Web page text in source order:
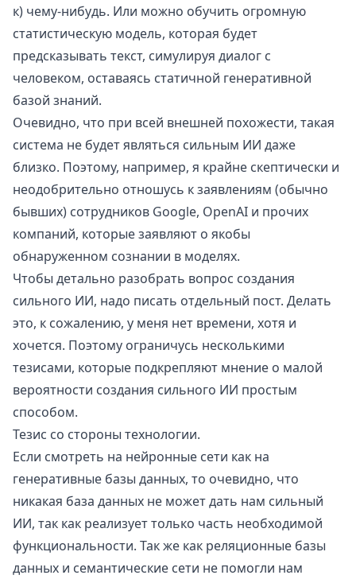
к) чему-нибудь. Или можно обучить огромную
статистическую модель, которая будет
предсказывать текст, симулируя диалог с
человеком, оставаясь статичной генеративной
базой знаний.
Очевидно, что при всей внешней похожести, такая
система не будет являться сильным ИИ даже
близко. Поэтому, например, я крайне скептически и
неодобрительно отношусь к заявлениям (обычно
бывших) сотрудников Google, OpenAI и прочих
компаний, которые заявляют о якобы
обнаруженном сознании в моделях.
Чтобы детально разобрать вопрос создания
сильного ИИ, надо писать отдельный пост. Делать
это, к сожалению, у меня нет времени, хотя и
хочется. Поэтому ограничусь несколькими
тезисами, которые подкрепляют мнение о малой
вероятности создания сильного ИИ простым
способом.
Тезис со стороны технологии.
Если смотреть на нейронные сети как на
генеративные базы данных, то очевидно, что
никакая база данных не может дать нам сильный
ИИ, так как реализует только часть необходимой
функциональности. Так же как реляционные базы
данных и семантические сети не помогли нам